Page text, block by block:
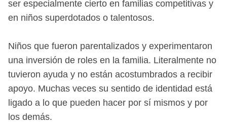
ser especialmente cierto en familias competitivas y
en niños superdotados o talentosos.
Niños que fueron parentalizados y experimentaron
una inversión de roles en la familia. Literalmente no
tuvieron ayuda y no están acostumbrados a recibir
apoyo. Muchas veces su sentido de identidad está
ligado a lo que pueden hacer por sí mismos y por
los demás.